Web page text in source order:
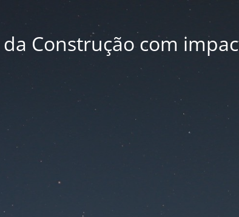
Construção com